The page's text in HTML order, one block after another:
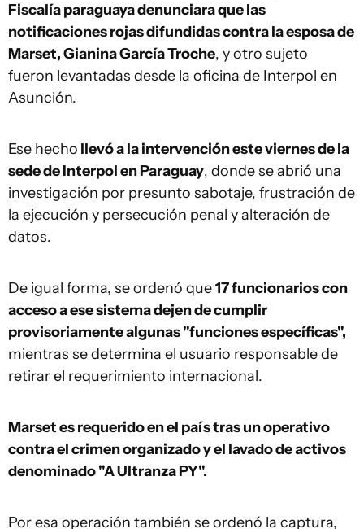
Fiscalía paraguaya denunciara que las
notificaciones rojas difundidas contra la esposa de
Marset, Gianina García Troche, y otro sujeto
fueron levantadas desde la oficina de Interpol en
Asunción.
Ese hecho llevó a la intervención este viernes de la
sede de Interpol en Paraguay, donde se abrió una
investigación por presunto sabotaje, frustración de
la ejecución y persecución penal y alteración de
datos.
De igual forma, se ordenó que17 funcionarios con
acceso a ese sistema dejen de cumplir
provisoriamente algunas "funciones específicas",
mientras se determina el usuario responsable de
retirar el requerimiento internacional.
Marset es requerido en el país tras un operativo
contra el crimen organizado y el lavado de activos
denominado "A Ultranza PY".
Por esa operación también se ordenó la captura,